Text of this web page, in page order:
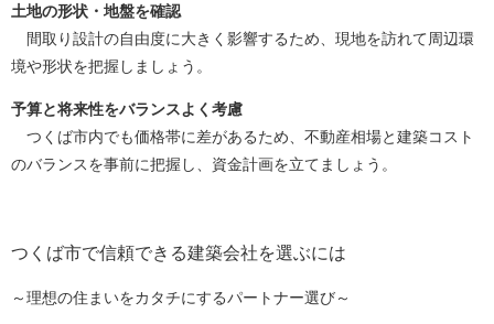
土地の形状・地盤を確認
間取り設計の自由度に大きく影響するため、現地を訪れて周辺環
境や形状を把握しましょう。
予算と将来性をバランスよく考慮
つくば市内でも価格帯に差があるため、不動産相場と建築コスト
のバランスを事前に把握し、資金計画を立てましょう。
つくば市で信頼できる建築会社を選ぶには
～理想の住まいをカタチにするパートナー選び～